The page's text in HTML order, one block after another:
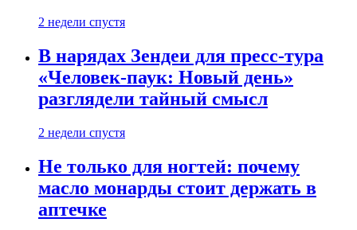
2 недели спустя
В нарядах Зендеи для пресс-тура
«Человек-паук: Новый день»
разглядели тайный смысл
2 недели спустя
Не только для ногтей: почему
масло монарды стоит держать в
аптечке